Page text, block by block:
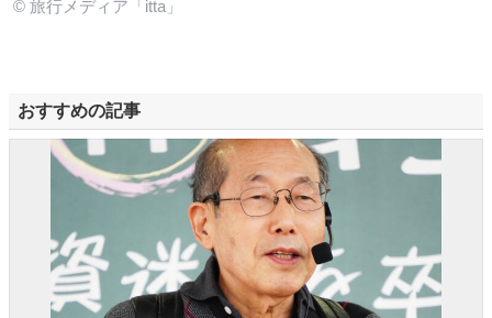
© 旅行メディア「itta」
おすすめの記事